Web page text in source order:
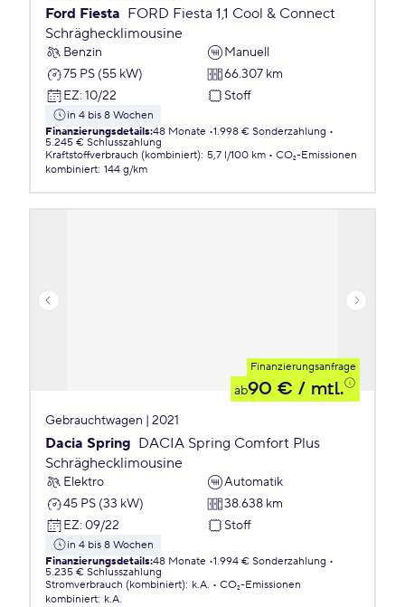
Ford Fiesta FORD Fiesta 1,1 Cool & Connect
Schräghecklimousine
Benzin
Manuell
75 PS (55 kW)
66.307 km
EZ: 10/22 Stoff
in 4 bis 8 Wochen
Finanzierungsdetails:48 Monate 1.998 € Sonderzahlung
5.245 € Schlusszahlung
Kraftstoffverbrauch (kombiniert): 5,7 l/100 km
CO₂-Emissionen
kombiniert: 144 g/km
Finanzierungsanfrage
ab90 € / mtl.
Gebrauchtwagen | 2021
Dacia Spring DACIA Spring Comfort Plus
Schräghecklimousine
Elektro
Automatik
45 PS (33 kW)
38.638 km
EZ: 09/22 Stoff
in 4 bis 8 Wochen
Finanzierungsdetails:48 Monate 1.994 € Sonderzahlung
5.235 € Schlusszahlung
Stromverbrauch (kombiniert): k.A.
CO₂-Emissionen
kombiniert: k.A.